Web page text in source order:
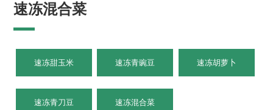
速冻混合菜
速冻甜玉米 速冻青豌豆 速冻胡萝卜
速冻青刀豆 速冻混合菜